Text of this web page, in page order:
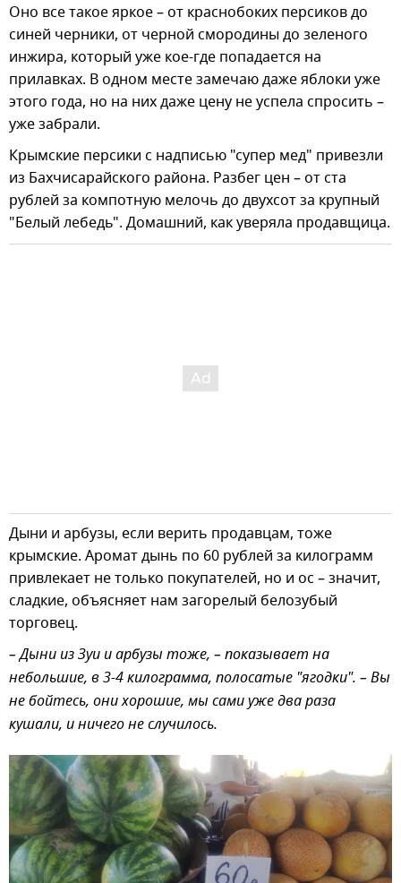
Оно все такое яркое – от краснобоких персиков до
синей черники, от черной смородины до зеленого
инжира, который уже кое-где попадается на
прилавках. В одном месте замечаю даже яблоки уже
этого года, но на них даже цену не успела спросить –
уже забрали.
Крымские персики с надписью "супер мед" привезли
из Бахчисарайского района. Разбег цен – от ста
рублей за компотную мелочь до двухсот за крупный
"Белый лебедь". Домашний, как уверяла продавщица.
Дыни и арбузы, если верить продавцам, тоже
крымские. Аромат дынь по 60 рублей за килограмм
привлекает не только покупателей, но и ос – значит,
сладкие, объясняет нам загорелый белозубый
торговец.
– Дыни из Зуи и арбузы тоже, – показывает на
небольшие, в 3-4 килограмма, полосатые "ягодки". – Вы
не бойтесь, они хорошие, мы сами уже два раза
кушали, и ничего не случилось.